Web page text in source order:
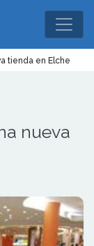
tienda en Elche
nueva